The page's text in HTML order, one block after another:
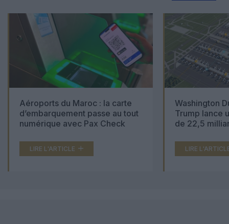
Aéroports du Maroc : la carte
d’embarquement passe au tout
numérique avec Pax Check
LIRE L'ARTICLE
Washington
Trump lance
de 22,5
LIRE